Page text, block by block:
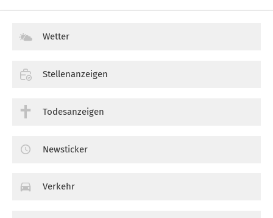
Wetter
Stellenanzeigen
Todesanzeigen
Newsticker
Verkehr